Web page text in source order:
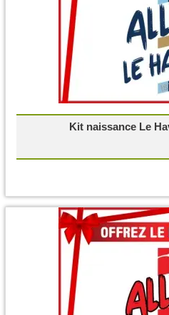
Kit naissance Le